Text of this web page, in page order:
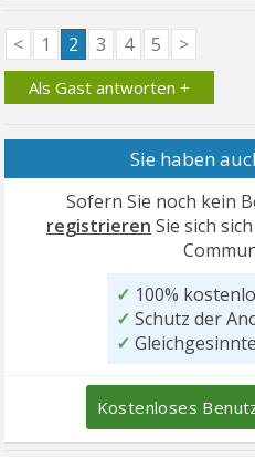
< 1 2 3 4 5 >
Als Gast antworten +
Sie haben
Sofern Sie noch kein
registrieren Sie sich
✓ 100%
✓ Schutz der
✓
Kostenloses